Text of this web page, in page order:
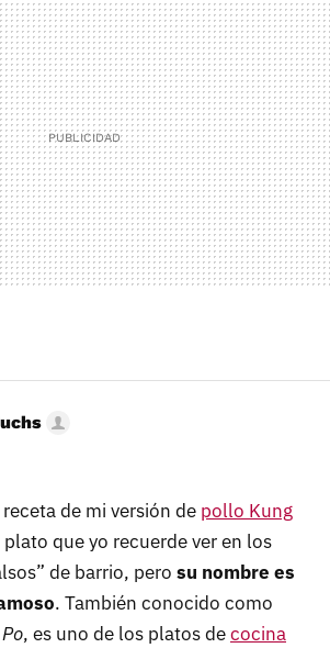
MAIL
de mi versión de pollo Kung
que yo recuerde ver en los
de barrio, pero su nombre es
. También conocido como
, es uno de los platos decocina